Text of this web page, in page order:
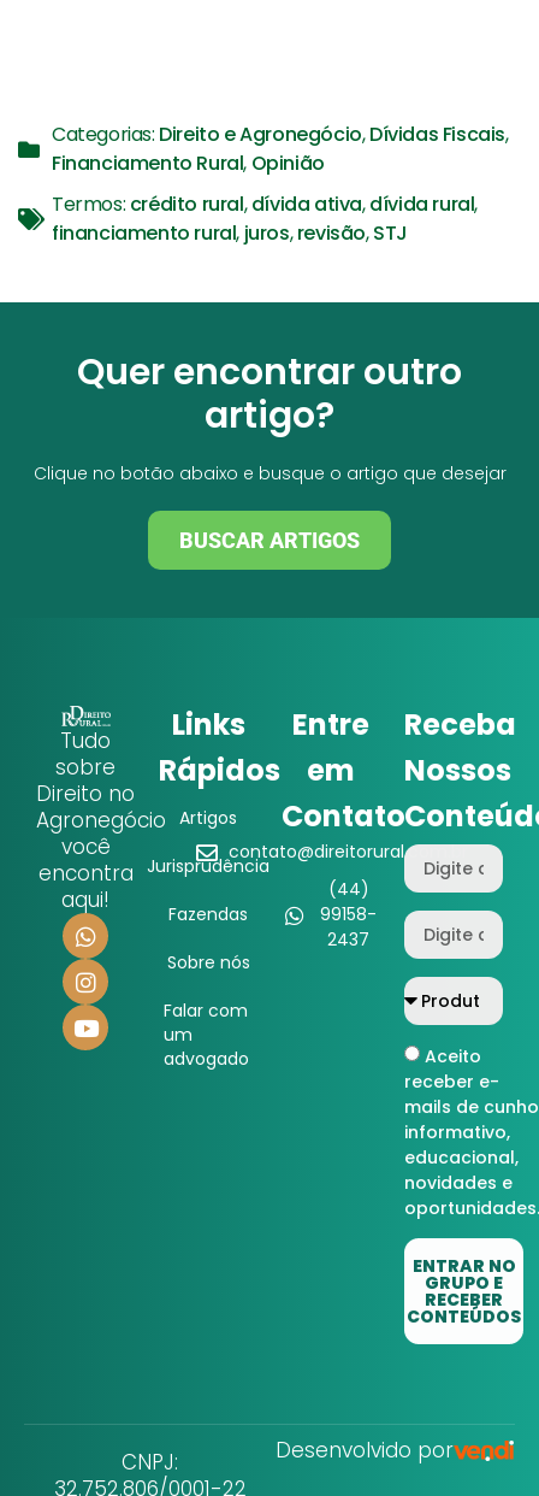
Categorias: Direito e Agronegócio,Dívidas Fiscais,
Financiamento Rural, Opinião
Termos: crédito rural,dívida ativa,dívida rural,
financiamento rural, juros,revisão,STJ
Quer encontrar outro
artigo?
Clique no botão abaixo e busque o artigo que desejar
BUSCAR ARTIGOS
Tudo
sobre
Direito no
Agronegócio
você
encontra
aqui!
Links
Rápidos
Artigos
Jurisprudência
Fazendas
Sobre nós
Falar com
um
advogado
Entre
em
Contato
contato@direitorural.com.br
(44)
99158-
2437
Receba
Nossos
Aceito
receber e-
mails de cunho
informativo,
educacional,
novidades e
oportunidades.
ENTRAR NO
GRUPO E
RECEBER
CONTEÚDOS
CNPJ:
32.752.806/0001-22
Desenvolvido por